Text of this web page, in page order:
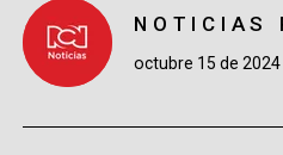
NOTICIAS
octubre 15 de 2024